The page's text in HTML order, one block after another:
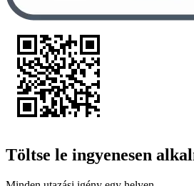
Töltse le ingyenesen